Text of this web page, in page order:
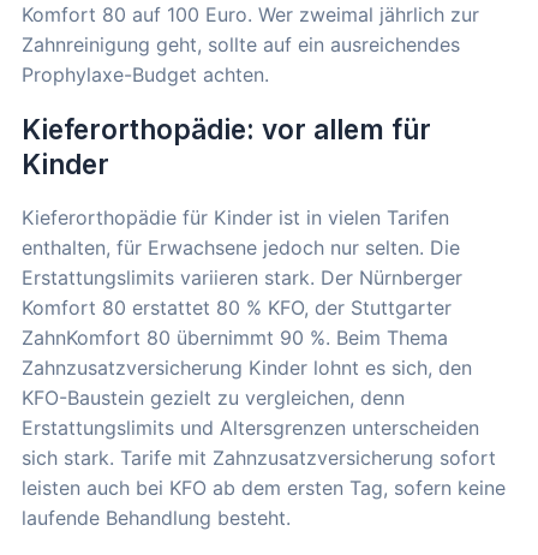
Komfort 80 auf 100 Euro. Wer zweimal jährlich zur
Zahnreinigung geht, sollte auf ein ausreichendes
Prophylaxe-Budget achten.
Kieferorthopädie: vor allem für
Kinder
Kieferorthopädie für Kinder ist in vielen Tarifen
enthalten, für Erwachsene jedoch nur selten. Die
Erstattungslimits variieren stark. Der Nürnberger
Komfort 80 erstattet 80 % KFO, der Stuttgarter
ZahnKomfort 80 übernimmt 90 %. Beim Thema
Zahnzusatzversicherung Kinder lohnt es sich, den
KFO-Baustein gezielt zu vergleichen, denn
Erstattungslimits und Altersgrenzen unterscheiden
sich stark. Tarife mit Zahnzusatzversicherung sofort
leisten auch bei KFO ab dem ersten Tag, sofern keine
laufende Behandlung besteht.